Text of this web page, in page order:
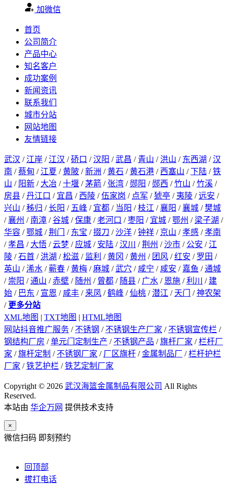
加微信
首页
公司简介
产品中心
知名客户
成功案例
新闻资讯
联系我们
城市分站
网站地图
友情链接
武汉 / 江岸 / 江汉 /硚口 /汉阳 /武昌 / 青山 / 洪山 / 东西湖 /汉
南 /蔡甸 / 江夏 /黄陂 /新洲 /黄石 /黄石港 / 西塞山 /下陆 /铁
山 / 阳新 / 大冶 /十堰 /茅箭 / 张湾 / 郧阳 / 郧西 /竹山 /竹溪 /
房县 /丹江口 / 宜昌 / 西陵 /伍家岗 / 点军 /猇亭 / 夷陵 /远安 /
兴山 /秭归 /长阳 / 五峰 / 宜都 / 当阳 /枝江 /襄阳 /襄城 /樊城
/襄州 / 南漳 /谷城 /保康 /老河口 /枣阳 / 宜城 /鄂州 / 梁子湖 /
华容 /鄂城 /荆门 / 东宝 /掇刀 /沙洋 /钟祥 / 京山 /孝感 /孝南
/孝昌 / 大悟 /云梦 / 应城 / 安陆 /汉川 /荆州 /沙市 / 公安 / 江
陵 /石首 / 洪湖 /松滋 / 监利 /黄冈 /黄州 / 团风 /红安 / 罗田 /
英山 /浠水 /蕲春 /黄梅 / 麻城 /武穴 / 咸宁 / 咸安 / 嘉鱼 /通城
/ 崇阳 /通山 /赤壁 / 随州 / 曾都 / 随县 / 广水 / 恩施 /利川 / 建
始 / 巴东 / 宣恩 / 咸丰 / 来凤 /鹤峰 /仙桃 /潜江 / 天门 /神农架
/ 更多分站
XML地图 | TXT地图 | HTML地图
网站抖音推广服务 / 不锈钢 / 不锈钢生产厂家 / 不锈钢宣传栏 /
钢结构厂房 /单元门定制生产 / 不锈钢产品 /旗杆厂家 /栏杆厂
家 /旗杆定制 / 不锈钢厂家 / 厂区旗杆 /金属制品厂 /栏杆护栏
厂家 /铁艺护栏 /铁艺定制厂家
Copyright © 2026 武汉海篮金属制品有限公司 All Rights
Reserved.
本站由 华企万网 提供技术支持
×
微信扫码 即刻预约
回顶部
拔打电话